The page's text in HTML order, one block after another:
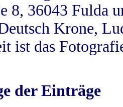
8, 36043 Fulda
Krone,
ist das
der Einträge